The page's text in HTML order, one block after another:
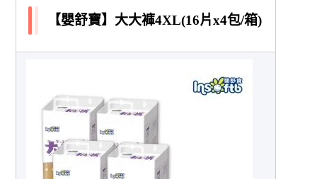
【嬰舒寶】大大褲4XL(16片x4包/箱)